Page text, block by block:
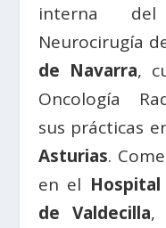
interna
Neurocirugía
de Navarra,
Oncología
sus prácticas
Asturias.
en el
de Valdecilla,